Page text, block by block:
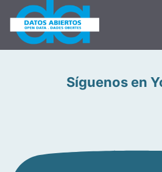
Síguenos en